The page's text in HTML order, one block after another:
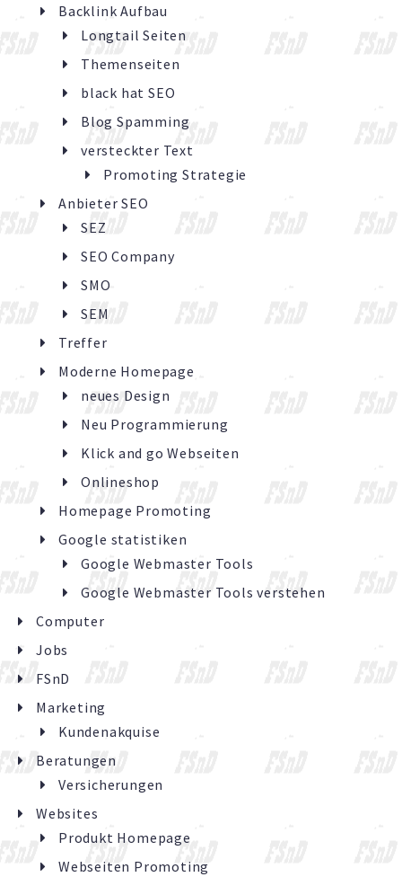
Backlink Aufbau
Longtail Seiten
Themenseiten
black hat SEO
Blog Spamming
versteckter Text
Promoting Strategie
Anbieter SEO
SEZ
SEO Company
SMO
SEM
Treffer
Moderne Homepage
neues Design
Neu Programmierung
Klick and go Webseiten
Onlineshop
Homepage Promoting
Google statistiken
Google Webmaster Tools
Google Webmaster Tools verstehen
Computer
Jobs
FSnD
Marketing
Kundenakquise
Beratungen
Versicherungen
Websites
Produkt Homepage
Webseiten Promoting